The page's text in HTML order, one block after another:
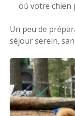
où votre chien
Un peu de
séjour serein,